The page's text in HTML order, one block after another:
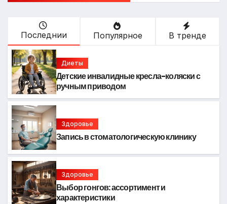
Последнии Популярное В тренде
Диеты
Детские инвалидные кресла-коляски с
ручным приводом
Здоровье
Запись в стоматологическую клинику
Здоровье
Выбор гонгов: ассортимент и
характеристики